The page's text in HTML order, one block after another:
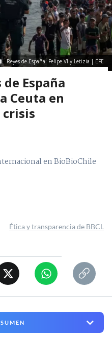
Reyes de España: Felipe VI y Letizia | EFE
España
Ceuta en
crisis
en BioBioChile
Ética y transparencia de BBCL